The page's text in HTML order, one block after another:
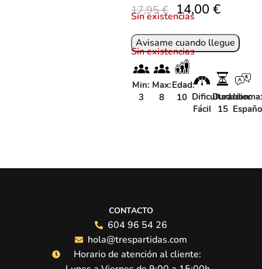
17,95€ 14,00 €
Sin existencias
Sin existencias
Min:
3
Max:
8
Edad:
10 Dificultad:
Fácil
Duracion:
15
CONTACTO
604 96 54 26
hola@trespartidas.com
Horario de atención al cliente: